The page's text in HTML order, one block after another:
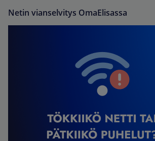
Netin vianselvitys OmaElisassa